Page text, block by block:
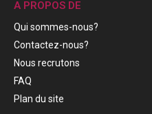
A PROPOS DE
Qui sommes-nous?
Contactez-nous?
Nous recrutons
FAQ
Plan du site